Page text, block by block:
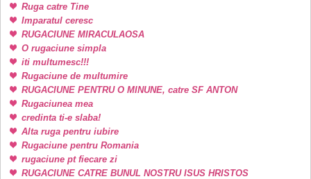
Ruga catre Tine
Imparatul ceresc
RUGACIUNE MIRACULAOSA
O rugaciune simpla
iti multumesc!!!
Rugaciune de multumire
RUGACIUNE PENTRU O MINUNE, catre SF ANTON
Rugaciunea mea
credinta ti-e slaba!
Alta ruga pentru iubire
Rugaciune pentru Romania
rugaciune pt fiecare zi
RUGACIUNE CATRE BUNUL NOSTRU ISUS HRISTOS